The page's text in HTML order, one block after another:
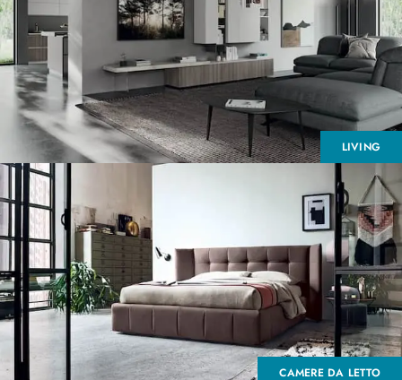
LIVING
CAMERE DA LETTO